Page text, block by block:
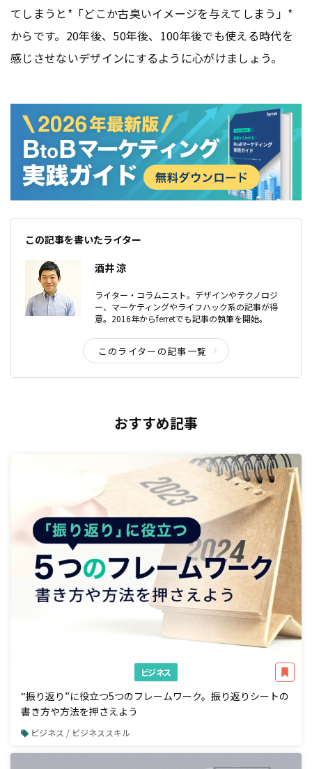
てしまうと*「どこか古臭いイメージを与えてしまう」*
からです。20年後、50年後、100年後でも使える時代を
感じさせないデザインにするように心がけましょう。
この記事を書いたライター
酒井 涼
ライター・コラムニスト。デザインやテクノロジ
ー、マーケティングやライフハック系の記事が得
意。2016年からferretでも記事の執筆を開始。
このライターの記事一覧
おすすめ記事
ビジネス
“振り返り”に役立つ5つのフレームワーク。振り返りシートの
書き方や方法を押さえよう
ビジネス / ビジネススキル